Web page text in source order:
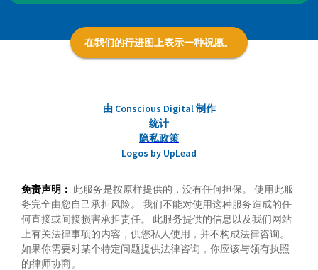
在我们的行进图上表示一种祝愿。
由 Conscious Digital 制作
统计
隐私政策
Logos by UpLead
免责声明： 此服务是按原样提供的，没有任何担保。 使用此服
务完全由您自己承担风险。 我们不能对使用这种服务造成的任
何直接或间接损害承担责任。 此服务提供的信息以及我们网站
上有关法律事项的内容，供您私人使用，并不构成法律咨询。
如果你需要对某个特定问题提供法律咨询，你应该与领有执照
的律师协商。